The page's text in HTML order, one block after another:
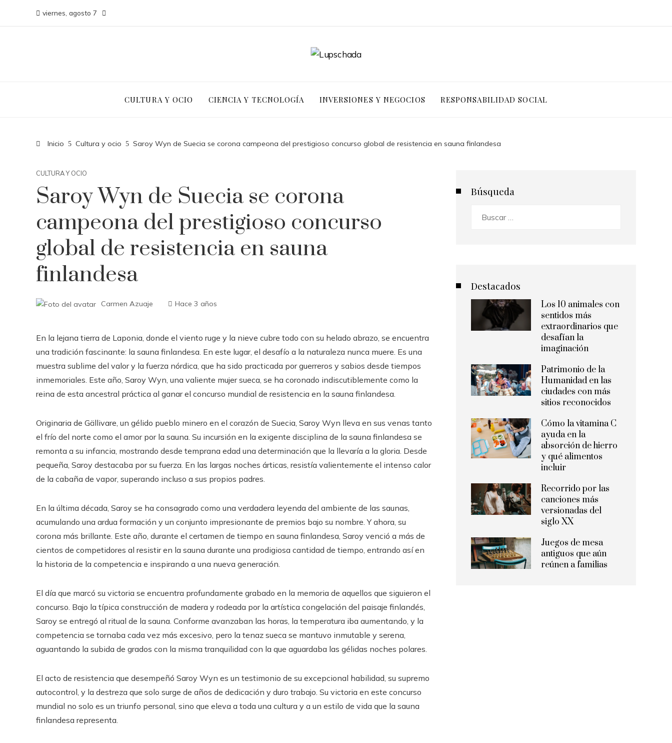
viernes, agosto 7
CULTURA Y OCIO CIENCIA Y TECNOLOGÍA INVERSIONES Y NEGOCIOS RESPONSABILIDAD SOCIAL
Inicio Cultura y ocio Saroy Wyn de Suecia se corona campeona del prestigioso concurso global de resistencia en sauna finlandesa
CULTURA Y OCIO
Saroy Wyn de Suecia se corona
campeona del prestigioso concurso
global de resistencia en sauna
finlandesa
Carmen Azuaje Hace 3 años
En la lejana tierra de Laponia, donde el viento ruge y la nieve cubre todo con su helado abrazo, se encuentra
una tradición fascinante: la sauna finlandesa. En este lugar, el desafío a la naturaleza nunca muere. Es una
muestra sublime del valor y la fuerza nórdica, que ha sido practicada por guerreros y sabios desde tiempos
inmemoriales. Este año, Saroy Wyn, una valiente mujer sueca, se ha coronado indiscutiblemente como la
reina de esta ancestral práctica al ganar el concurso mundial de resistencia en la sauna finlandesa.
Originaria de Gällivare, un gélido pueblo minero en el corazón de Suecia, Saroy Wyn lleva en sus venas tanto
el frío del norte como el amor por la sauna. Su incursión en la exigente disciplina de la sauna finlandesa se
remonta a su infancia, mostrando desde temprana edad una determinación que la llevaría a la gloria. Desde
pequeña, Saroy destacaba por su fuerza. En las largas noches árticas, resistía valientemente el intenso calor
de la cabaña de vapor, superando incluso a sus propios padres.
En la última década, Saroy se ha consagrado como una verdadera leyenda del ambiente de las saunas,
acumulando una ardua formación y un conjunto impresionante de premios bajo su nombre. Y ahora, su
corona más brillante. Este año, durante el certamen de tiempo en sauna finlandesa, Saroy venció a más de
cientos de competidores al resistir en la sauna durante una prodigiosa cantidad de tiempo, entrando así en
la historia de la competencia e inspirando a una nueva generación.
El día que marcó su victoria se encuentra profundamente grabado en la memoria de aquellos que siguieron el
concurso. Bajo la típica construcción de madera y rodeada por la artística congelación del paisaje finlandés,
Saroy se entregó al ritual de la sauna. Conforme avanzaban las horas, la temperatura iba aumentando, y la
competencia se tornaba cada vez más excesivo, pero la tenaz sueca se mantuvo inmutable y serena,
aguantando la subida de grados con la misma tranquilidad con la que aguardaba las gélidas noches polares.
El acto de resistencia que desempeñó Saroy Wyn es un testimonio de su excepcional habilidad, su supremo
autocontrol, y la destreza que solo surge de años de dedicación y duro trabajo. Su victoria en este concurso
mundial no solo es un triunfo personal, sino que eleva a toda una cultura y a un estilo de vida que la sauna
finlandesa representa.
Búsqueda
Destacados
Los 10 animales con
sentidos más
extraordinarios que
desafían la
imaginación
Patrimonio de la
Humanidad en las
ciudades con más
sitios reconocidos
Cómo la vitamina C
ayuda en la
absorción de hierro
y qué alimentos
incluir
Recorrido por las
canciones más
versionadas del
siglo XX
Juegos de mesa
antiguos que aún
reúnen a familias